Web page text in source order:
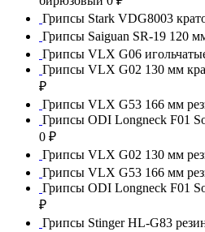
Грипсы Stark VDG8003
Грипсы Saiguan SR-19 120
Грипсы VLX G06
Грипсы VLX G02 130 мм
₽
Грипсы VLX G53 166 мм
Грипсы ODI Longneck F01
0 ₽
Грипсы VLX G02 130 мм
Грипсы VLX G53 166 мм
Грипсы ODI Longneck F01
₽
Грипсы Stinger HL-G83